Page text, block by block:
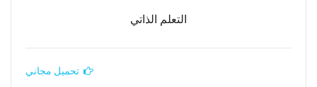
التعلم الذاتي
تحميل مجاني